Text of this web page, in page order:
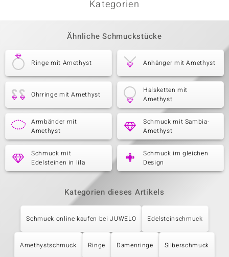
Kategorien
Ähnliche Schmuckstücke
Ringe mit Amethyst Anhänger mit Amethyst
Ohrringe mit Amethyst
Halsketten mit
Amethyst
Armbänder mit
Amethyst
Schmuck mit Sambia-
Amethyst
Schmuck mit
Edelsteinen in lila
Schmuck im gleichen
Design
Kategorien dieses Artikels
Schmuck online kaufen bei JUWELO Edelsteinschmuck
Amethystschmuck Ringe Damenringe Silberschmuck